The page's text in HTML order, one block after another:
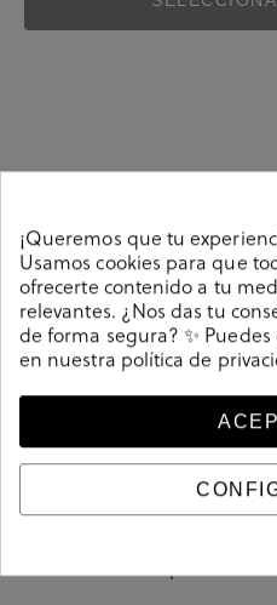
Sandalias Kénnebec 546-R
plataforma 2cm. Cierre con
extraible. Hecho en España.
Referencia208882
Guía de tallas
Ciudados y limpieza
¡Queremos que tu
Usamos cookies para que
ofrecerte contenido a tu
relevantes. ¿Nos das tu
de forma segura? ✨
en nuestra política de